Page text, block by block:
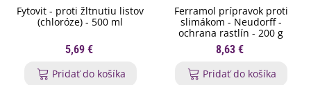
Fytovit - proti žltnutiu listov
(chloróze) - 500 ml
5,69 €
Pridať do košíka
Ferramol prípravok proti
slimákom - Neudorff -
ochrana rastlín - 200 g
8,63 €
Pridať do košíka